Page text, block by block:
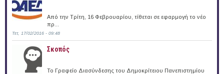
Από την Τρίτη, 16 Φεβρουαρίου, τίθεται σε εφαρμογή το νέο
πρ...
Τετ, 17/02/2016 - 09:48
Σκοπός
Το Γραφείο Διασύνδεσης του Δημοκρίτειου Πανεπιστημίου